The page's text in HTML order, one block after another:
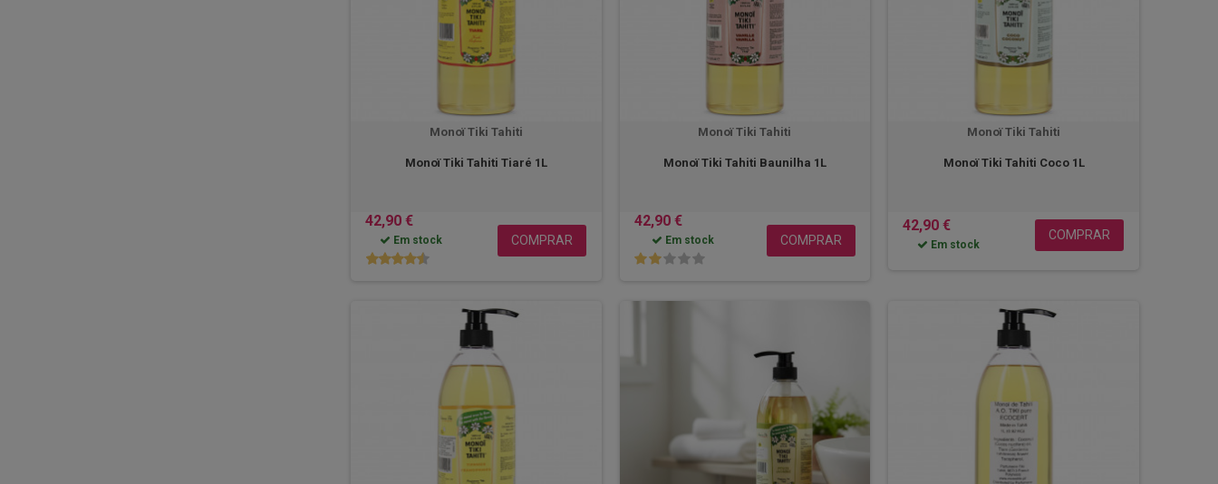
Monoï Tiki Tahiti
Monoï Tiki Tahiti Tiaré 1L
42,90 €
Em stock COMPRAR
Monoï Tiki Tahiti
Monoï Tiki Tahiti Baunilha 1L
42,90 €
Em stock COMPRAR
Monoï Tiki Tahiti
Monoï Tiki Tahiti Coco 1L
42,90 €
Em stock
COMPRAR